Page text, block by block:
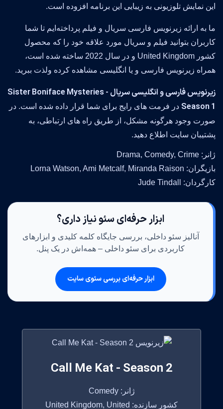
این نمایش تلوزیونی به زیبایی این برنامه افزوده است.
ما به ارائه زیرنویس فارسی سریال و فیلم پرداخته‌ایم تا شما
کاربران بتوانید فیلم و سریال مورد علاقه خود را که محصول
کشور United Kingdom و در سال 2022 ساخته شده است،
همراه زیرنویس فارسی و یا انگلیسی مشاهده کرده ولذت ببرید.
زیرنویس فارسی و انگلیسی سریال Sister Boniface Mysteries -
Season 1 در فرمت های رایج برای شما قرار داده شده است. در
صورت وجود هرگونه مشکل، از طریق راه های ارتباطی، به
پشتیبان سایت اطلاع دهید.
ژانر: Drama, Comedy, Crime
بازیگران: Lorna Watson, Ami Metcalf, Miranda Raison
کارگردان: Jude Tindall
ابزار حرفه‌ای سئو نیاز داری؟
آنالیز سئو داخلی، بررسی جایگاه کلمه کلیدی و ابزارهای
کاربردی برای سئو داخلی – همه‌اش در یک پنل.
ابزار حرفه‌ای بررسی سئوی سایت
Call Me Kat - Season 2
ژانر: Comedy
کشور سازنده: United Kingdom, United